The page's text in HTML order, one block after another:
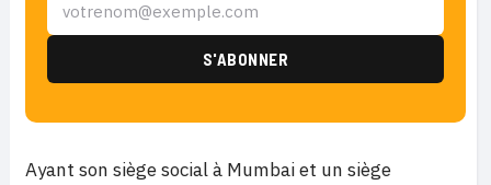
Ayant son siège social à Mumbai et un siège